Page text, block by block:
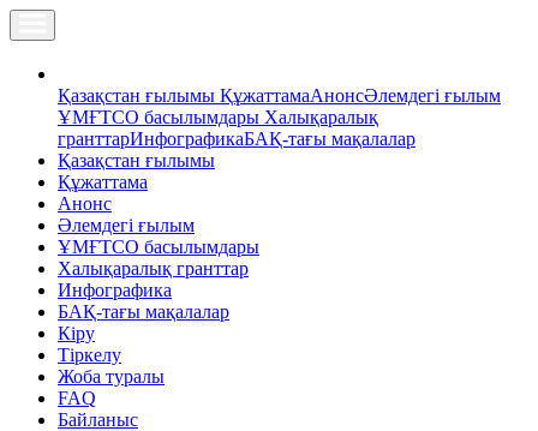
Қазақстан ғылымы ҚұжаттамаАнонсӘлемдегі ғылым
ҰМҒТСО басылымдары Халықаралық
гранттарИнфографикаБАҚ-тағы мақалалар
Қазақстан ғылымы
Құжаттама
Анонс
Әлемдегі ғылым
ҰМҒТСО басылымдары
Халықаралық гранттар
Инфографика
БАҚ-тағы мақалалар
Кіру
Тіркелу
Жоба туралы
FAQ
Байланыс